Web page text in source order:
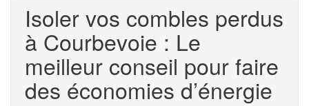
Isoler vos combles perdus
à Courbevoie : Le
meilleur conseil pour faire
des économies d’énergie